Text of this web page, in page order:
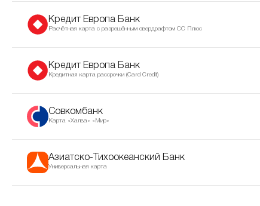
Кредит Европа Банк
Расчётная карта с разрешённым овердрафтом CC Плюс
Кредит Европа Банк
Кредитная карта рассрочки (Сard Сredit)
Совкомбанк
Карта «Халва» «Мир»
Азиатско-Тихоокеанский Банк
Универсальная карта